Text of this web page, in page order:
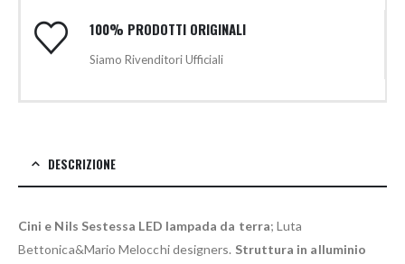
100% PRODOTTI ORIGINALI
Siamo Rivenditori Ufficiali
DESCRIZIONE
Cini e Nils Sestessa LED lampada da terra; Luta
Bettonica&Mario Melocchi designers. Struttura in alluminio